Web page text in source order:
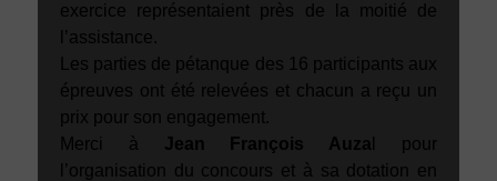
exercice représentaient près de la moitié de
l’assistance.
Les parties de pétanque des 16 participants aux
épreuves ont été relevées et chacun a reçu un
prix pour son engagement.
Merci à Jean François Auza l pour
l’organisation du concours et à sa dotation en